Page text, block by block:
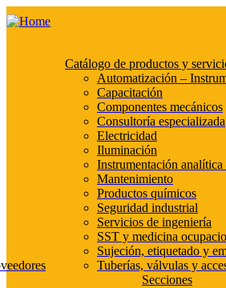
Catálogo de productos y
Automatización –
Capacitación
Componentes mecánicos
Consultoría especializada
Electricidad
Iluminación
Instrumentación
Mantenimiento
Productos químicos
Seguridad industrial
Servicios de ingeniería
SST y medicina
Sujeción, etiquetado y
Tuberías, válvulas y
Secciones